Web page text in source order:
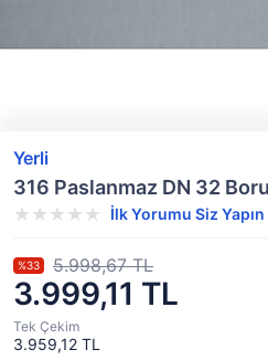
Yerli
316 Paslanmaz DN 32
İlk Yorumu Siz Yapın
3.999,11 TL
%33 5.998,67 TL
Tek Çekim
3.959,12 TL